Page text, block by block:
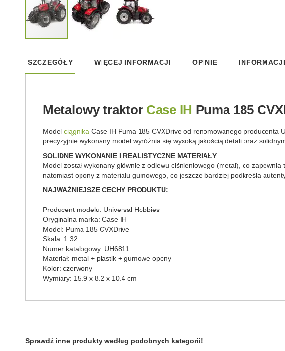
the
beginning
gallery
SZCZEGÓŁY
Metalowy traktor Case IH Puma 185
Model ciągnika Case IH Puma 185 CVXDrive od renomowanego producenta
precyzyjnie wykonany model wyróżnia się wysoką jakością detali oraz
SOLIDNE WYKONANIE I REALISTYCZNE MATERIAŁY
Model został wykonany głównie z odlewu ciśnieniowego (metal), co
natomiast opony z materiału gumowego, co jeszcze bardziej podkreśla
NAJWAŻNIEJSZE CECHY PRODUKTU:
Producent modelu: Universal Hobbies
Oryginalna marka: Case IH
Model: Puma 185 CVXDrive
Skala: 1:32
Numer katalogowy: UH6811
Materiał: metal + plastik + gumowe opony
Kolor: czerwony
Wymiary: 15,9 x 8,2 x 10,4 cm
WIĘCEJ INFORMACJI OPINIE
Sprawdź inne produkty według podobnych kategorii!